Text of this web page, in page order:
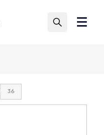
36